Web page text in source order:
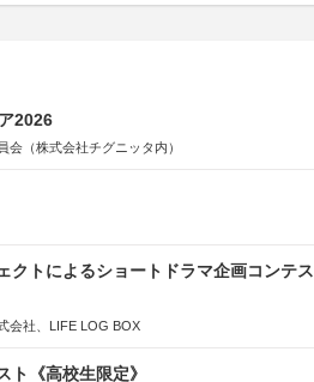
2026
（株式会社チグニッタ内）
クトによるショートドラマ企画コンテス
会社、LIFE LOG BOX
ト《高校生限定》